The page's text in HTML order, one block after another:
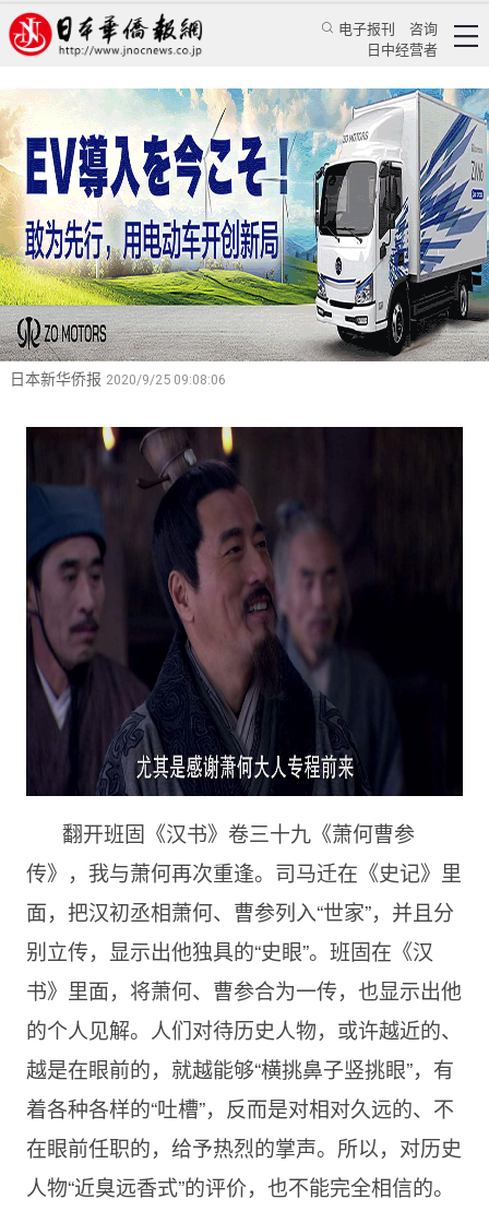
电子报刊
咨询
日中经营者
蒋谈廿四史（133）：刘邦面对“群臣争功”的独
特眼光
——读《汉书》卷三十九《萧何曹参传》随笔
蒋丰 特辑 蒋谈历史
日本新华侨报 2020/9/25 09:08:06
翻开班固《汉书》卷三十九《萧何曹参
传》，我与萧何再次重逢。司马迁在《史记》里
面，把汉初丞相萧何、曹参列入“世家”，并且分
别立传，显示出他独具的“史眼”。班固在《汉
书》里面，将萧何、曹参合为一传，也显示出他
的个人见解。人们对待历史人物，或许越近的、
越是在眼前的，就越能够“横挑鼻子竖挑眼”，有
着各种各样的“吐槽”，反而是对相对久远的、不
在眼前任职的，给予热烈的掌声。所以，对历史
人物“近臭远香式”的评价，也不能完全相信的。